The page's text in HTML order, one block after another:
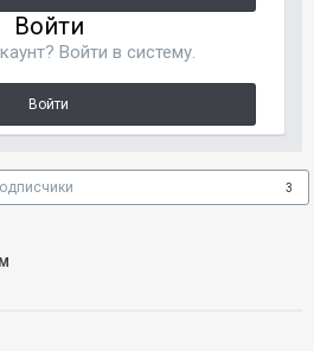
Войти
Войти в систему.
Войти
3